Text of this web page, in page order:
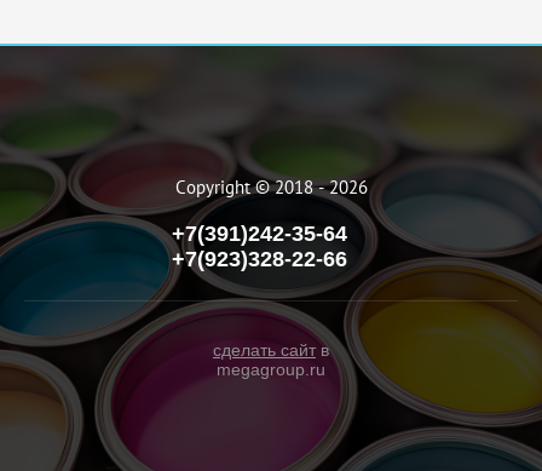
Copyright © 2018 - 2026
+7(391)242-35-64
+7(923)328-22-66
сделать сайт в
megagroup.ru